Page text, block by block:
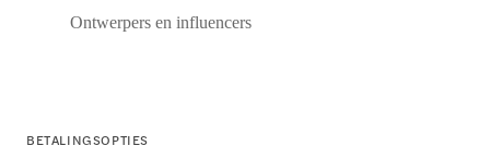
Ontwerpers en influencers
BETALINGSOPTIES